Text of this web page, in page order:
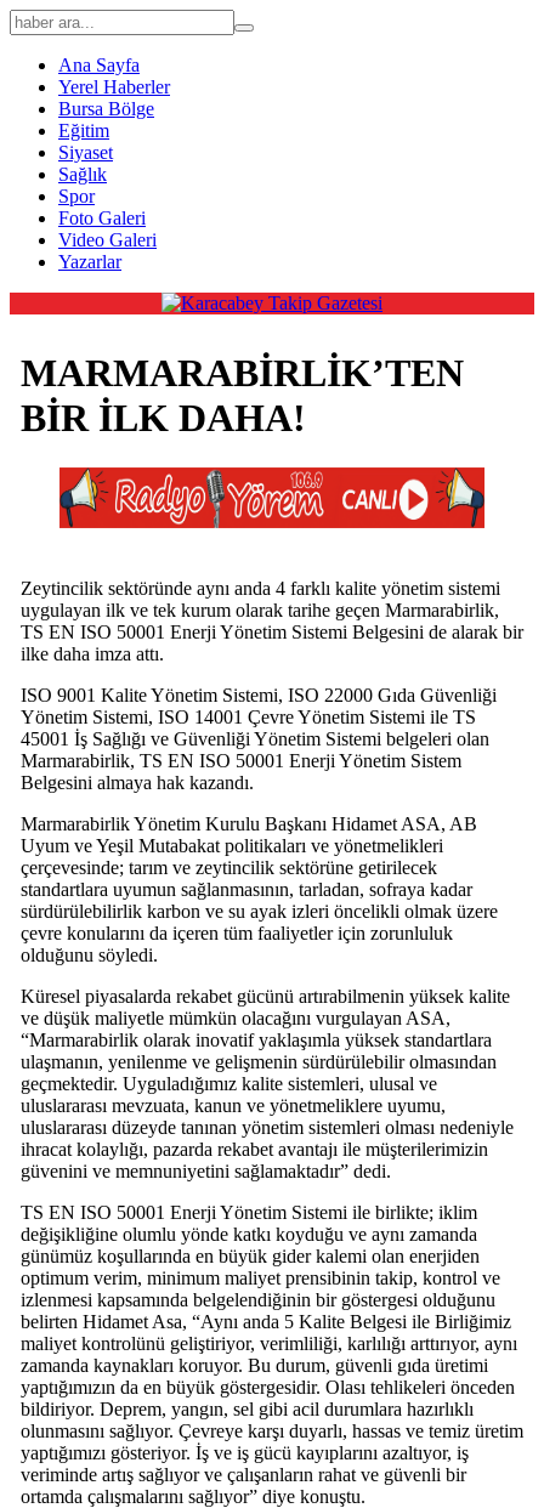
Ana Sayfa
Yerel Haberler
Bursa Bölge
Eğitim
Siyaset
Sağlık
Spor
Foto Galeri
Video Galeri
Yazarlar
MARMARABİRLİK’TEN
BİR İLK DAHA!
Zeytincilik sektöründe aynı anda 4 farklı kalite yönetim sistemi
uygulayan ilk ve tek kurum olarak tarihe geçen Marmarabirlik,
TS EN ISO 50001 Enerji Yönetim Sistemi Belgesini de alarak bir
ilke daha imza attı.
ISO 9001 Kalite Yönetim Sistemi, ISO 22000 Gıda Güvenliği
Yönetim Sistemi, ISO 14001 Çevre Yönetim Sistemi ile TS
45001 İş Sağlığı ve Güvenliği Yönetim Sistemi belgeleri olan
Marmarabirlik, TS EN ISO 50001 Enerji Yönetim Sistem
Belgesini almaya hak kazandı.
Marmarabirlik Yönetim Kurulu Başkanı Hidamet ASA, AB
Uyum ve Yeşil Mutabakat politikaları ve yönetmelikleri
çerçevesinde; tarım ve zeytincilik sektörüne getirilecek
standartlara uyumun sağlanmasının, tarladan, sofraya kadar
sürdürülebilirlik karbon ve su ayak izleri öncelikli olmak üzere
çevre konularını da içeren tüm faaliyetler için zorunluluk
olduğunu söyledi.
Küresel piyasalarda rekabet gücünü artırabilmenin yüksek kalite
ve düşük maliyetle mümkün olacağını vurgulayan ASA,
“Marmarabirlik olarak inovatif yaklaşımla yüksek standartlara
ulaşmanın, yenilenme ve gelişmenin sürdürülebilir olmasından
geçmektedir. Uyguladığımız kalite sistemleri, ulusal ve
uluslararası mevzuata, kanun ve yönetmeliklere uyumu,
uluslararası düzeyde tanınan yönetim sistemleri olması nedeniyle
ihracat kolaylığı, pazarda rekabet avantajı ile müşterilerimizin
güvenini ve memnuniyetini sağlamaktadır” dedi.
TS EN ISO 50001 Enerji Yönetim Sistemi ile birlikte; iklim
değişikliğine olumlu yönde katkı koyduğu ve aynı zamanda
günümüz koşullarında en büyük gider kalemi olan enerjiden
optimum verim, minimum maliyet prensibinin takip, kontrol ve
izlenmesi kapsamında belgelendiğinin bir göstergesi olduğunu
belirten Hidamet Asa, “Aynı anda 5 Kalite Belgesi ile Birliğimiz
maliyet kontrolünü geliştiriyor, verimliliği, karlılığı arttırıyor, aynı
zamanda kaynakları koruyor. Bu durum, güvenli gıda üretimi
yaptığımızın da en büyük göstergesidir. Olası tehlikeleri önceden
bildiriyor. Deprem, yangın, sel gibi acil durumlara hazırlıklı
olunmasını sağlıyor. Çevreye karşı duyarlı, hassas ve temiz üretim
yaptığımızı gösteriyor. İş ve iş gücü kayıplarını azaltıyor, iş
veriminde artış sağlıyor ve çalışanların rahat ve güvenli bir
ortamda çalışmalarını sağlıyor” diye konuştu.